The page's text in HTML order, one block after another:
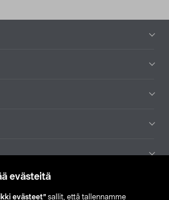
evästeitä
evästeet” sallit, että tallennamme
Etsi myymälä